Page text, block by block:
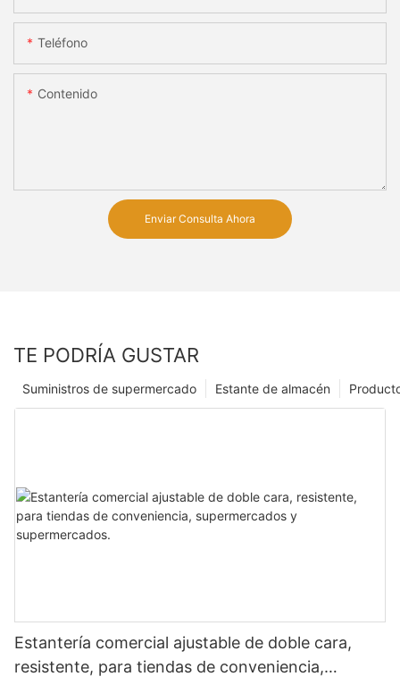
Teléfono
Contenido
Enviar Consulta Ahora
TE PODRÍA GUSTAR
Estante de almacén
Suministros de supermercado
Estantería comercial ajustable de doble cara,
resistente, para tiendas de conveniencia,